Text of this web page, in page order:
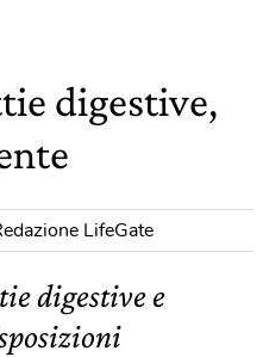
digestive,
LifeGate
digestive e